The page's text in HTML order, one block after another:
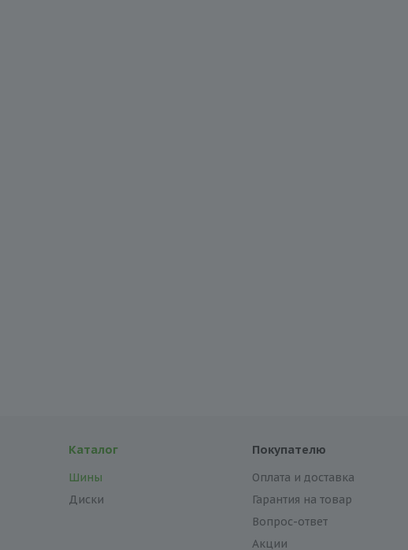
Каталог
Шины
Диски
Покупателю
Оплата и доставка
Гарантия на товар
Вопрос-ответ
Акции